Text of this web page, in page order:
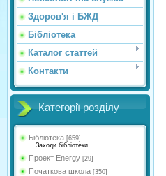
Здоров'я і БЖД
Бібліотека
Каталог статтей
Контакти
Категорії розділу
Бібліотека [659]
Заходи бібліотеки
Проект Energy [29]
Початкова школа [350]